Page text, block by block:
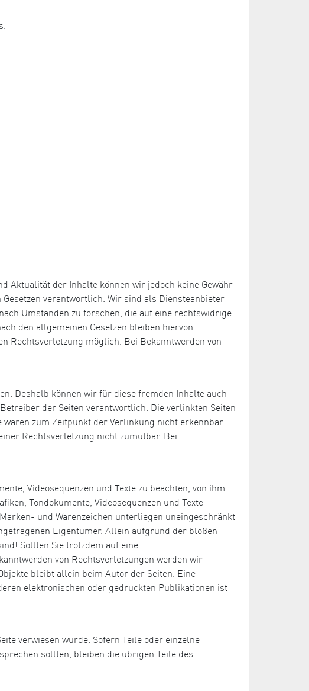
Aktualität der Inhalte können wir jedoch keine Gewähr
verantwortlich. Wir sind als Diensteanbieter
Umständen zu forschen, die auf eine rechtswidrige
den allgemeinen Gesetzen bleiben hiervon
Rechtsverletzung möglich. Bei Bekanntwerden von
Deshalb können wir für diese fremden Inhalte auch
der Seiten verantwortlich. Die verlinkten Seiten
zum Zeitpunkt der Verlinkung nicht erkennbar.
Rechtsverletzung nicht zumutbar. Bei
Videosequenzen und Texte zu beachten, von ihm
Tondokumente, Videosequenzen und Texte
und Warenzeichen unterliegen uneingeschränkt
Eigentümer. Allein aufgrund der bloßen
Sollten Sie trotzdem auf eine
von Rechtsverletzungen werden wir
bleibt allein beim Autor der Seiten. Eine
elektronischen oder gedruckten Publikationen ist
verwiesen wurde. Sofern Teile oder einzelne
sollten, bleiben die übrigen Teile des